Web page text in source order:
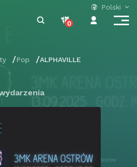
Polski
0
Pop ALPHAVILLE